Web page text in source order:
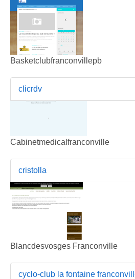
Basketclubfranconvillepb
clicrdv
Cabinetmedicalfranconville
cristolla
Blancdesvosges Franconville
cyclo-club la fontaine